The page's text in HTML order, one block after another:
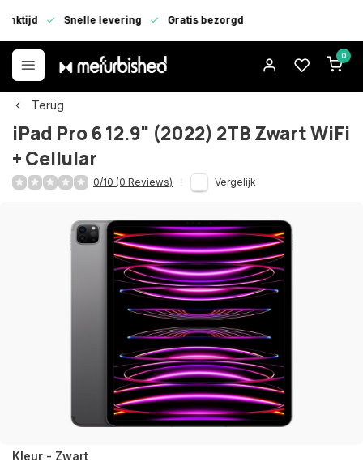
Snelle levering Gratis bezorgd
0
Terug
iPad Pro 6 12.9" (2022) 2TB Zwart WiFi
+ Cellular
0/10 (0 Reviews) Vergelijk
Kleur - Zwart